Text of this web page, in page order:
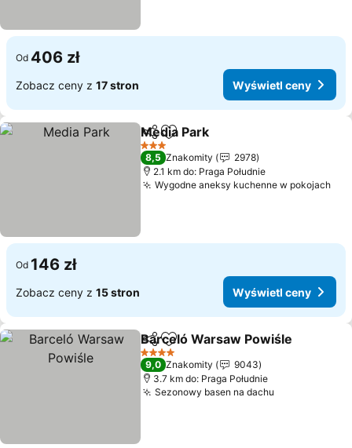
Od 406 zł
Zobacz ceny z 17 stron Wyświetl ceny
Udostępnij
Dodaj do ulubionych
Media Park
3 Kategoria
8,5 Znakomity
2978
2.1 km do: Praga Południe
Wygodne aneksy kuchenne w pokojach
Od 146 zł
Zobacz ceny z 15 stron Wyświetl ceny
Udostępnij
Dodaj do ulubionych
Barceló Warsaw Powiśle
4 Kategoria
9,0 Znakomity
9043
3.7 km do: Praga Południe
Sezonowy basen na dachu